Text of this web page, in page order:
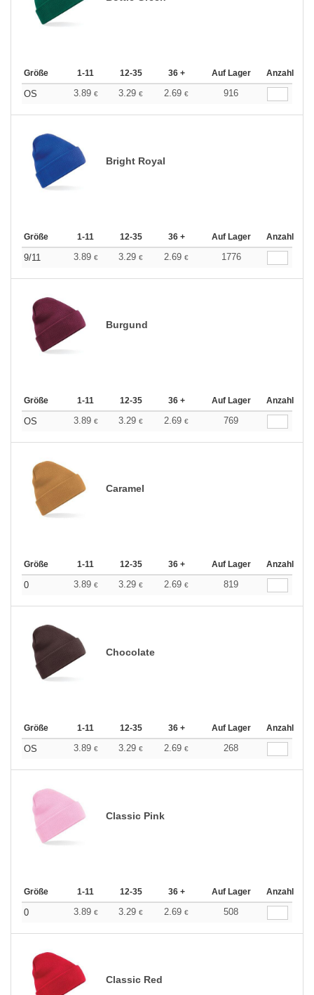
Größe 1-11 12-35 36 + Auf Lager Anzahl
OS 3.89 € 3.29 € 2.69 € 916
Bright Royal
Größe 1-11 12-35 36 + Auf Lager Anzahl
9/11 3.89 € 3.29 € 2.69 € 1776
Burgund
Größe 1-11 12-35 36 + Auf Lager Anzahl
OS 3.89 € 3.29 € 2.69 € 769
Caramel
Größe 1-11 12-35 36 + Auf Lager Anzahl
0 3.89 € 3.29 € 2.69 € 819
Chocolate
Größe 1-11 12-35 36 + Auf Lager Anzahl
OS 3.89 € 3.29 € 2.69 € 268
Classic Pink
Größe 1-11 12-35 36 + Auf Lager Anzahl
0 3.89 € 3.29 € 2.69 € 508
Classic Red